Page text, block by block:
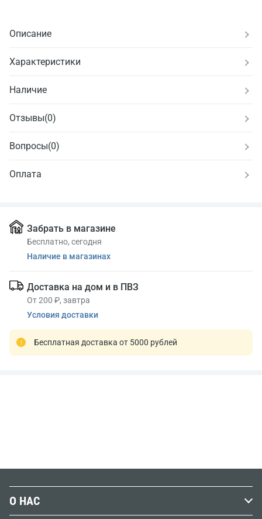
Описание
Характеристики
Наличие
Отзывы(0)
Вопросы(0)
Оплата
Забрать в магазине
Бесплатно, сегодня
Наличие в магазинах
Доставка на дом и в ПВЗ
От 200 ₽, завтра
Условия доставки
Бесплатная доставка от 5000 рублей
О НАС